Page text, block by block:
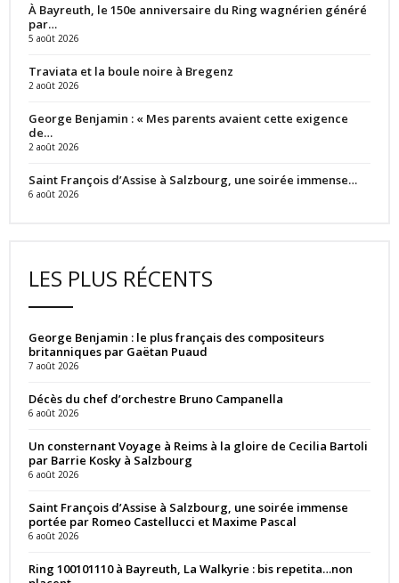
À Bayreuth, le 150e anniversaire du Ring wagnérien généré
par…
5 août 2026
Traviata et la boule noire à Bregenz
2 août 2026
George Benjamin : « Mes parents avaient cette exigence
de…
2 août 2026
Saint François d’Assise à Salzbourg, une soirée immense…
6 août 2026
LES PLUS RÉCENTS
George Benjamin : le plus français des compositeurs
britanniques par Gaëtan Puaud
7 août 2026
Décès du chef d’orchestre Bruno Campanella
6 août 2026
Un consternant Voyage à Reims à la gloire de Cecilia Bartoli
par Barrie Kosky à Salzbourg
6 août 2026
Saint François d’Assise à Salzbourg, une soirée immense
portée par Romeo Castellucci et Maxime Pascal
6 août 2026
Ring 100101110 à Bayreuth, La Walkyrie : bis repetita…non